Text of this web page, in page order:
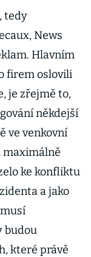
tedy
News
Hlavním
firem oslovili
je zřejmě to,
někdejší
ve venkovní
maximálně
ke konfliktu
a jako
budou
které právě